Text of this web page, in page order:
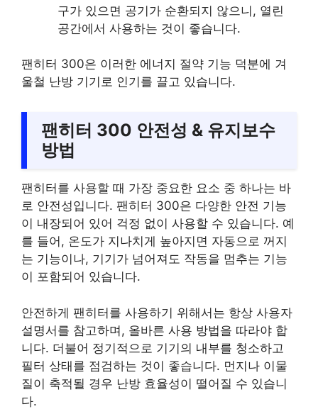
구가 있으면 공기가 순환되지 않으니, 열린
공간에서 사용하는 것이 좋습니다.
팬히터 300은 이러한 에너지 절약 기능 덕분에 겨
울철 난방 기기로 인기를 끌고 있습니다.
팬히터 300 안전성 & 유지보수
방법
팬히터를 사용할 때 가장 중요한 요소 중 하나는 바
로 안전성입니다. 팬히터 300은 다양한 안전 기능
이 내장되어 있어 걱정 없이 사용할 수 있습니다. 예
를 들어, 온도가 지나치게 높아지면 자동으로 꺼지
는 기능이나, 기기가 넘어져도 작동을 멈추는 기능
이 포함되어 있습니다.
안전하게 팬히터를 사용하기 위해서는 항상 사용자
설명서를 참고하며, 올바른 사용 방법을 따라야 합
니다. 더불어 정기적으로 기기의 내부를 청소하고
필터 상태를 점검하는 것이 좋습니다. 먼지나 이물
질이 축적될 경우 난방 효율성이 떨어질 수 있습니
다.